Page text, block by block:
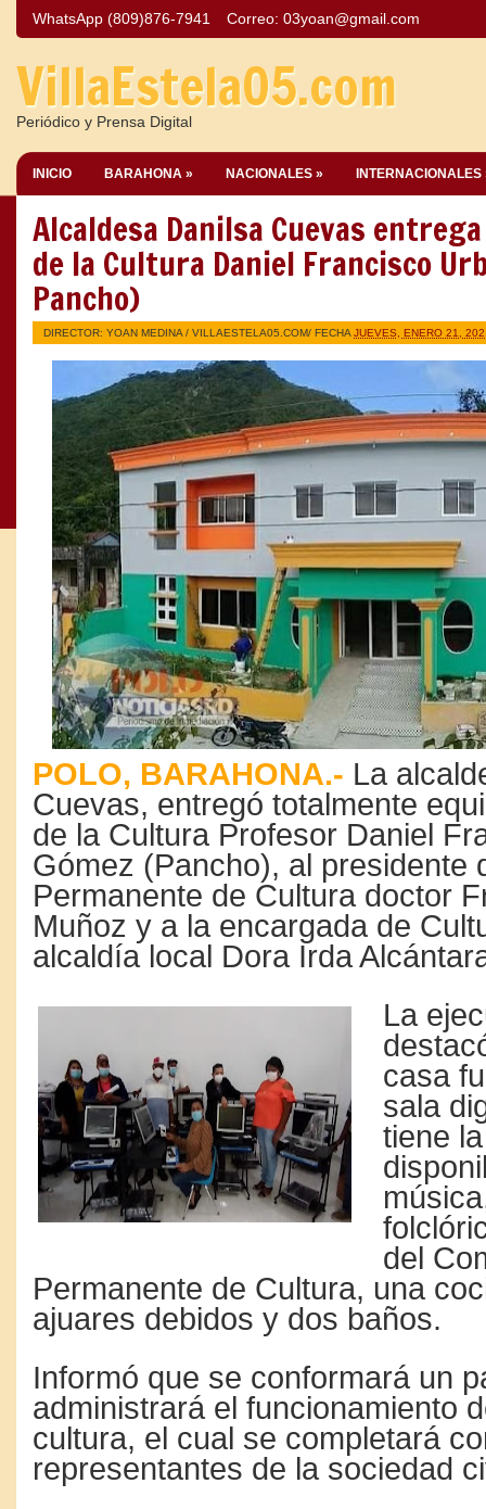
WhatsApp (809)876-7941 Correo: 03yoan@gmail.com
VillaEstela05.com
Periódico y Prensa Digital
INICIO BARAHONA » NACIONALES » INTERNACIONALES
Alcaldesa Danilsa Cuevas
de la Cultura Daniel Francisco
Pancho)
DIRECTOR: YOAN MEDINA / VILLAESTELA05.COM/ FECHA JUEVES, ENERO 21,
POLO, BARAHONA.- La
Cuevas, entregó totalmente
de la Cultura Profesor Daniel
Gómez (Pancho), al presidente
Permanente de Cultura doctor
Muñoz y a la encargada de
alcaldía local Dora Irda
La
casa
sala
tiene
del
Permanente de Cultura, una
ajuares debidos y dos baños.
Informó que se conformará un
administrará el funcionamiento
cultura, el cual se completará
representantes de la sociedad